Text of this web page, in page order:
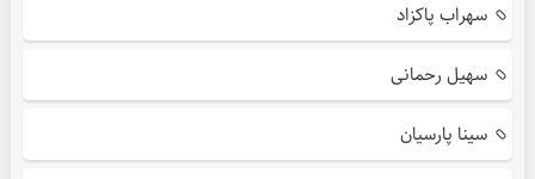
سهراب پاکزاد
سهیل رحمانی
سینا پارسیان